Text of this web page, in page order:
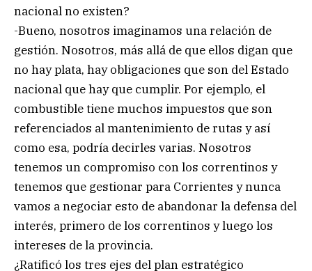
nacional no existen?
-Bueno, nosotros imaginamos una relación de
gestión. Nosotros, más allá de que ellos digan que
no hay plata, hay obligaciones que son del Estado
nacional que hay que cumplir. Por ejemplo, el
combustible tiene muchos impuestos que son
referenciados al mantenimiento de rutas y así
como esa, podría decirles varias. Nosotros
tenemos un compromiso con los correntinos y
tenemos que gestionar para Corrientes y nunca
vamos a negociar esto de abandonar la defensa del
interés, primero de los correntinos y luego los
intereses de la provincia.
¿Ratificó los tres ejes del plan estratégico